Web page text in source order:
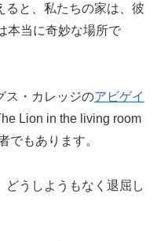
ると、私たちの家は、彼
本当に奇妙な場所で
ス・カレッジのアビゲイ
Lion in the living room
でもあります。
どうしようもなく退屈し